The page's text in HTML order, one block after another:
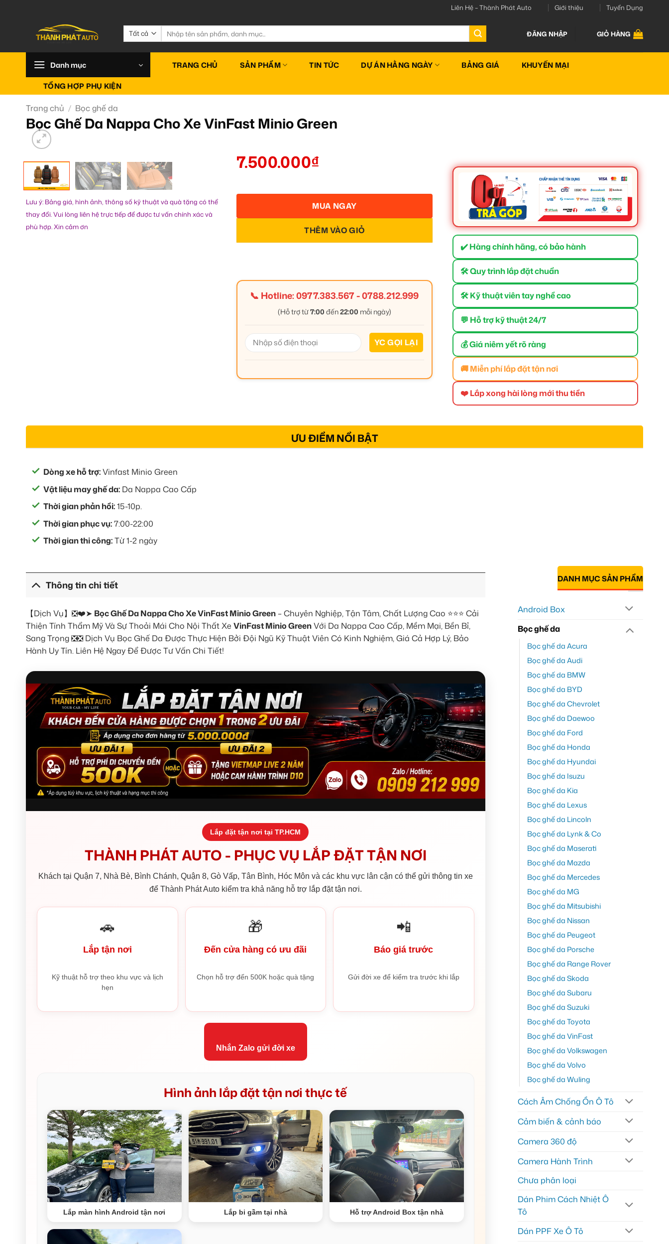
Liên Hệ – Thành Phát Auto Giới thiệu Tuyển Dụng
Tìm
kiếm:
ĐĂNG NHẬP GIỎ HÀNG
Danh mục TRANG CHỦ SẢN PHẨM TIN TỨC DỰ ÁN HẰNG NGÀY BẢNG GIÁ KHUYẾN MẠI
TỔNG HỢP PHỤ KIỆN
Trang chủ / Bọc ghế da
Bọc Ghế Da Nappa Cho Xe VinFast Minio Green
Lưu ý: Bảng giá, hình ảnh, thông số kỹ thuật và quà tặng có thể
thay đổi. Vui lòng liên hệ trực tiếp để được tư vấn chính xác và
phù hợp. Xin cảm ơn
7.500.000₫
THÊM VÀO GIỎ
MUA NGAY
📞 Hotline:0977.383.567-0788.212.999
(Hỗ trợ từ7:00 đến22:00 mỗi ngày)
✔️ Hàng chính hãng, có bảo hành
🛠 Quy trình lắp đặt chuẩn
🛠 Kỹ thuật viên tay nghề cao
💬 Hỗ trợ kỹ thuật 24/7
💰 Giá niêm yết rõ ràng
🚚 Miễn phí lắp đặt tận nơi
❤️ Lắp xong hài lòng mới thu tiền
ƯU ĐIỂM NỔI BẬT
Dòng xe hỗ trợ:Vinfast Minio Green
Vật liệu may ghế da: Da Nappa Cao Cấp
Thời gian phản hồi:15-10p.
Thời gian phục vụ:7:00-22:00
Thời gian thi công:Từ 1-2 ngày
Thông tin chi tiết
【Dịch Vụ】❎❤️➤ Bọc Ghế Da Nappa Cho Xe VinFast Minio Green – Chuyên Nghiệp, Tận Tâm, Chất Lượng Cao ⭐⭐⭐ Cải
Thiện Tính Thẩm Mỹ Và Sự Thoải Mái Cho Nội Thất Xe VinFast Minio GreenVới Da Nappa Cao Cấp, Mềm Mại, Bền Bỉ,
Sang Trọng ❎❎ Dịch Vụ Bọc Ghế Da Được Thực Hiện Bởi Đội Ngũ Kỹ Thuật Viên Có Kinh Nghiệm, Giá Cả Hợp Lý, Bảo
Hành Uy Tín. Liên Hệ Ngay Để Được Tư Vấn Chi Tiết!
Lắp đặt tận nơi tại TP.HCM
THÀNH PHÁT AUTO - PHỤC VỤ LẮP ĐẶT TẬN NƠI
Khách tại Quận 7, Nhà Bè, Bình Chánh, Quận 8, Gò Vấp, Tân Bình, Hóc Môn và các khu vực lân cận có thể gửi thông tin xe
để Thành Phát Auto kiểm tra khả năng hỗ trợ lắp đặt tận nơi.
🚗
Lắp tận nơi
Kỹ thuật hỗ trợ theo khu vực và lịch
hẹn
🎁
Đến cửa hàng có ưu đãi
Chọn hỗ trợ đến 500K hoặc quà tặng
📲
Báo giá trước
Gửi đời xe để kiểm tra trước khi lắp
Nhắn Zalo gửi đời xe
Hình ảnh lắp đặt tận nơi thực tế
Lắp màn hình Android tận nơi Lắp bi gầm tại nhà Hỗ trợ Android Box tận nhà
DANH MỤC SẢN PHẨM
Android Box
Bọc ghế da
Bọc ghế da Acura
Bọc ghế da Audi
Bọc ghế da BMW
Bọc ghế da BYD
Bọc ghế da Chevrolet
Bọc ghế da Daewoo
Bọc ghế da Ford
Bọc ghế da Honda
Bọc ghế da Hyundai
Bọc ghế da Isuzu
Bọc ghế da Kia
Bọc ghế da Lexus
Bọc ghế da Lincoln
Bọc ghế da Lynk & Co
Bọc ghế da Maserati
Bọc ghế da Mazda
Bọc ghế da Mercedes
Bọc ghế da MG
Bọc ghế da Mitsubishi
Bọc ghế da Nissan
Bọc ghế da Peugeot
Bọc ghế da Porsche
Bọc ghế da Range Rover
Bọc ghế da Skoda
Bọc ghế da Subaru
Bọc ghế da Suzuki
Bọc ghế da Toyota
Bọc ghế da VinFast
Bọc ghế da Volkswagen
Bọc ghế da Volvo
Bọc ghế da Wuling
Cách Âm Chống Ồn Ô Tô
Cảm biến & cảnh báo
Camera 360 độ
Camera Hành Trình
Chưa phân loại
Dán Phim Cách Nhiệt Ô
Tô
Dán PPF Xe Ô Tô